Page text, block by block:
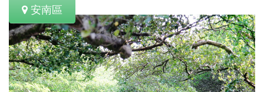
安南區